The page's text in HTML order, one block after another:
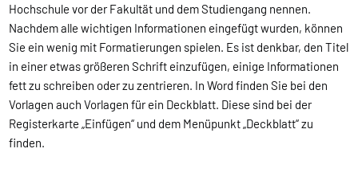
Hochschule vor der Fakultät und dem Studiengang nennen.
Nachdem alle wichtigen Informationen eingefügt wurden, können
Sie ein wenig mit Formatierungen spielen. Es ist denkbar, den Titel
in einer etwas größeren Schrift einzufügen, einige Informationen
fett zu schreiben oder zu zentrieren. In Word finden Sie bei den
Vorlagen auch Vorlagen für ein Deckblatt. Diese sind bei der
Registerkarte „Einfügen“ und dem Menüpunkt „Deckblatt“ zu
finden.